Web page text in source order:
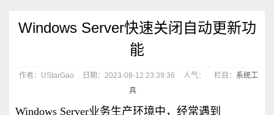
Windows Server快速关闭自动更新功
能
作者：UStarGao 日期：2023-08-12 23:39:36 人气： 栏目： 系统工
具
Windows Server业务生产环境中，经常遇到